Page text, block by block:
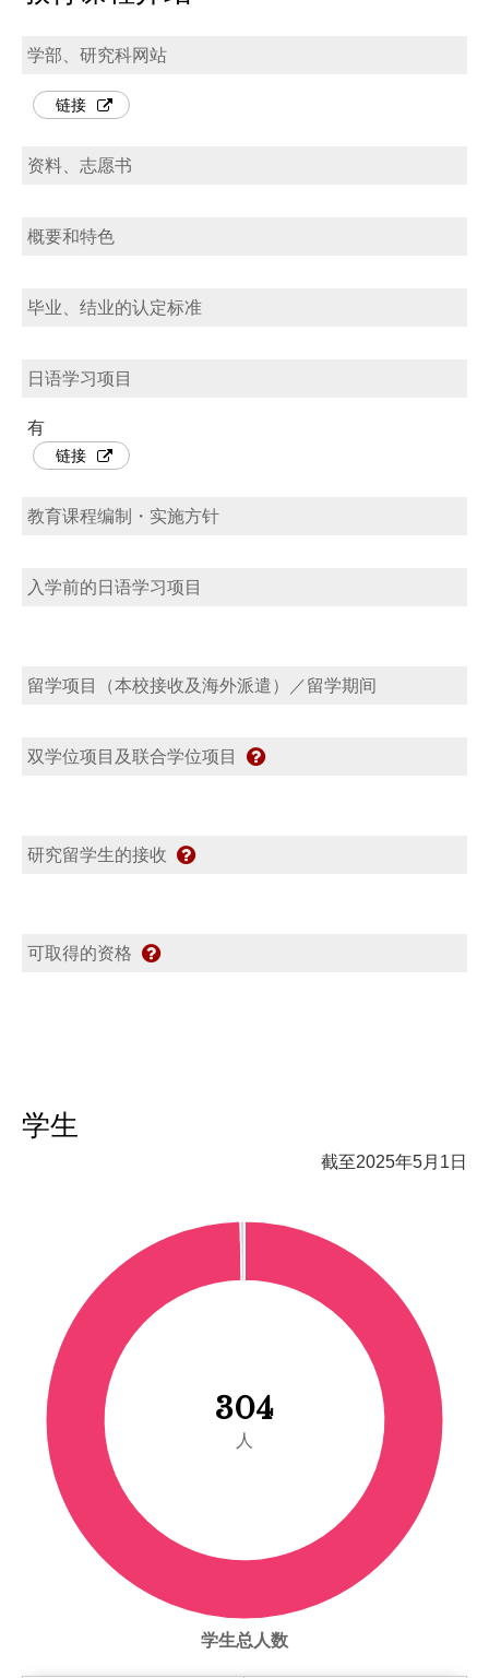
学部、研究科网站
链接
资料、志愿书
概要和特色
毕业、结业的认定标准
日语学习项目
有
链接
教育课程编制・实施方针
入学前的日语学习项目
留学项目（本校接收及海外派遣）／留学期间
双学位项目及联合学位项目
研究留学生的接收
可取得的资格
学生
截至2025年5月1日
304
人
学生总人数